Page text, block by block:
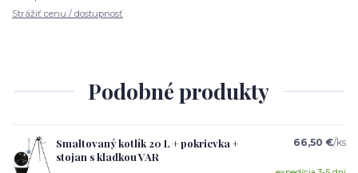
Strážiť cenu / dostupnosť
Podobné produkty
Smaltovaný kotlík 20 L + pokrievka +
stojan s kladkou VAR
66,50 €/ks